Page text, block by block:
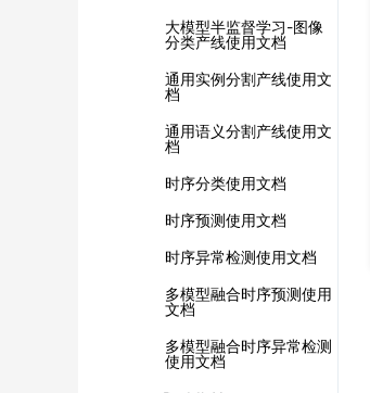
大模型半监督学习-图像
分类产线使用文档
通用实例分割产线使用文
档
通用语义分割产线使用文
档
时序分类使用文档
时序预测使用文档
时序异常检测使用文档
多模型融合时序预测使用
文档
多模型融合时序异常检测
使用文档